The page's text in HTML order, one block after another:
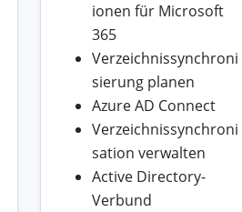
ionen für Microsoft
365
Verzeichnissynchroni
sierung planen
Azure AD Connect
Verzeichnissynchroni
sation verwalten
Active Directory-
Verbund